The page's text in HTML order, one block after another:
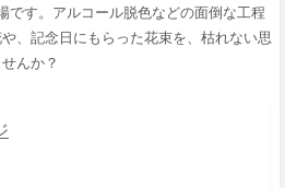
です。アルコール脱色などの面倒な工程
、記念日にもらった花束を、枯れない思
んか？